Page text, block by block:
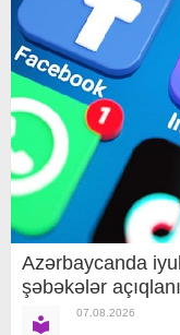
Azərbaycanda
şəbəkələr
07.08.2026